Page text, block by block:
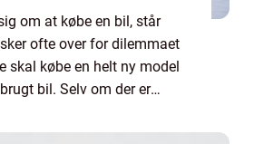
om at købe en bil, står
ofte over for dilemmaet
skal købe en helt ny model
bil. Selv om der er
omstændigheder være